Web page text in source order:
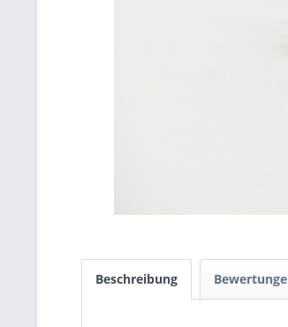
Beschreibung